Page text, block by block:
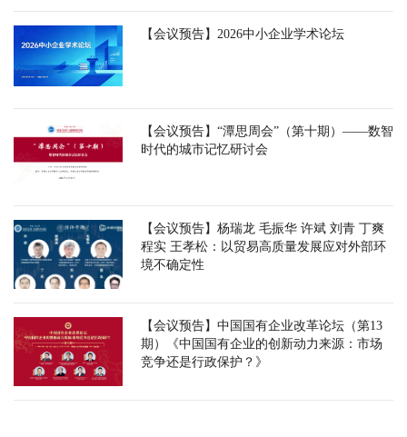
【会议预告】2026中小企业学术论坛
【会议预告】“潭思周会”（第十期）——数智
时代的城市记忆研讨会
【会议预告】杨瑞龙 毛振华 许斌 刘青 丁爽
程实 王孝松：以贸易高质量发展应对外部环
境不确定性
【会议预告】中国国有企业改革论坛（第13
期）《中国国有企业的创新动力来源：市场
竞争还是行政保护？》